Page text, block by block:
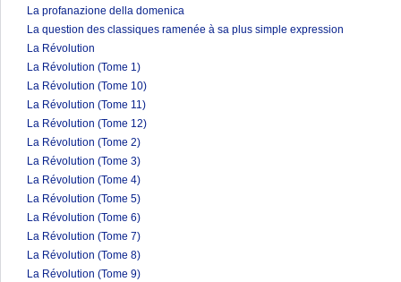
La profanazione della domenica
La question des classiques ramenée à sa plus simple expression
La Révolution
La Révolution (Tome 1)
La Révolution (Tome 10)
La Révolution (Tome 11)
La Révolution (Tome 12)
La Révolution (Tome 2)
La Révolution (Tome 3)
La Révolution (Tome 4)
La Révolution (Tome 5)
La Révolution (Tome 6)
La Révolution (Tome 7)
La Révolution (Tome 8)
La Révolution (Tome 9)